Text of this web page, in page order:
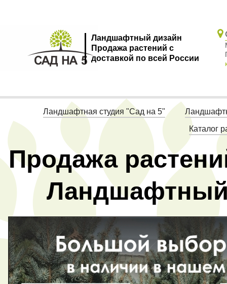
Ландшафтный дизайн
Продажа растений с
доставкой по всей России
Ландшафтная студия "Сад на 5"
Каталог
Продажа
Ландшафтный